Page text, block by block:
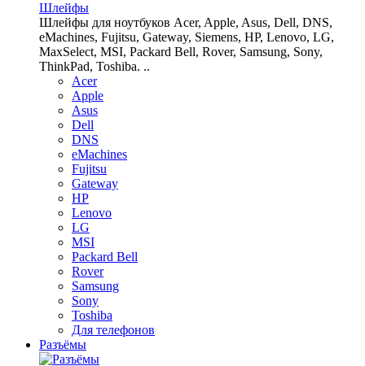
Шлейфы
Шлейфы для ноутбуков Acer, Apple, Asus, Dell, DNS,
eMachines, Fujitsu, Gateway, Siemens, HP, Lenovo, LG,
MaxSelect, MSI, Packard Bell, Rover, Samsung, Sony,
ThinkPad, Toshiba. ..
Acer
Apple
Asus
Dell
DNS
eMachines
Fujitsu
Gateway
HP
Lenovo
LG
MSI
Packard Bell
Rover
Samsung
Sony
Toshiba
Для телефонов
Разъёмы